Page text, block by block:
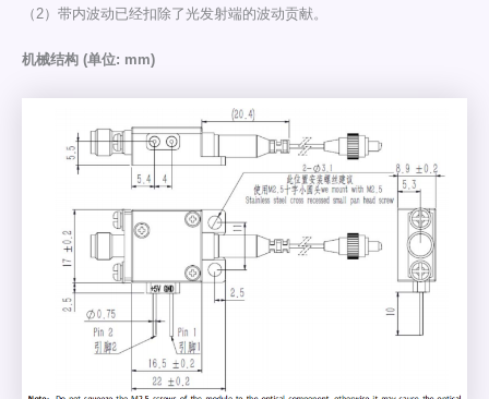
（2）带内波动已经扣除了光发射端的波动贡献。
机械结构 (单位: mm)